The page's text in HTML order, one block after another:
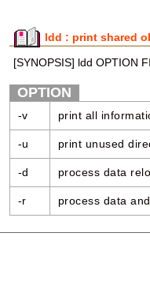
ldd : print shared
[SYNOPSIS] ldd OPTION
OPTION
-v print all
-u print unused
-d process data
-r process data